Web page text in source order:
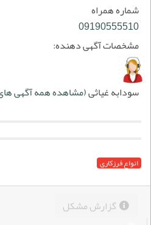
شماره همراه
09190555510
مشخصات آگهی دهنده:
سودابه غیاثی(مشاهده همه آگهی
انواع فرزکاری
گزارش مشکل